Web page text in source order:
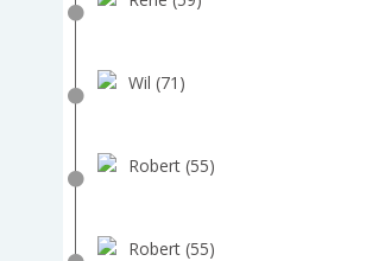
Wil (71)
Robert (55)
Robert (55)